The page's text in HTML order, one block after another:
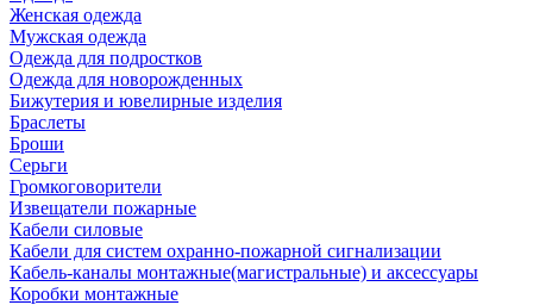
Женская одежда
Мужская одежда
Одежда для подростков
Одежда для новорожденных
Бижутерия и ювелирные изделия
Браслеты
Броши
Серьги
Громкоговорители
Извещатели пожарные
Кабели силовые
Кабели для систем охранно-пожарной сигнализации
Кабель-каналы монтажные(магистральные) и аксессуары
Коробки монтажные